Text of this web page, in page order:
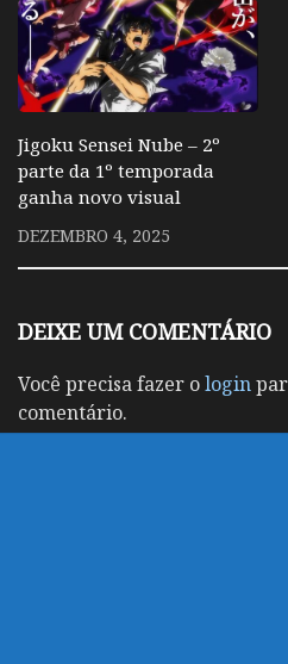
Jigoku Sensei Nube – 2º
parte da 1º temporada
ganha novo visual
DEZEMBRO 4, 2025
DEIXE UM COMENTÁRIO
Você precisa fazer ologin
comentário.